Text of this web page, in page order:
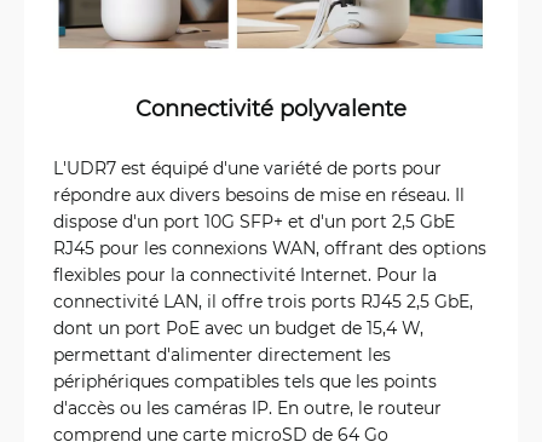
Connectivité polyvalente
L'UDR7 est équipé d'une variété de ports pour
répondre aux divers besoins de mise en réseau. Il
dispose d'un port 10G SFP+ et d'un port 2,5 GbE
RJ45 pour les connexions WAN, offrant des options
flexibles pour la connectivité Internet. Pour la
connectivité LAN, il offre trois ports RJ45 2,5 GbE,
dont un port PoE avec un budget de 15,4 W,
permettant d'alimenter directement les
périphériques compatibles tels que les points
d'accès ou les caméras IP. En outre, le routeur
comprend une carte microSD de 64 Go